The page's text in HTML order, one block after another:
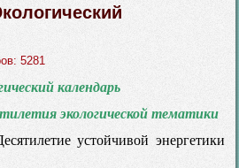
5281
календарь
экологической тематики
устойчивой энергетики